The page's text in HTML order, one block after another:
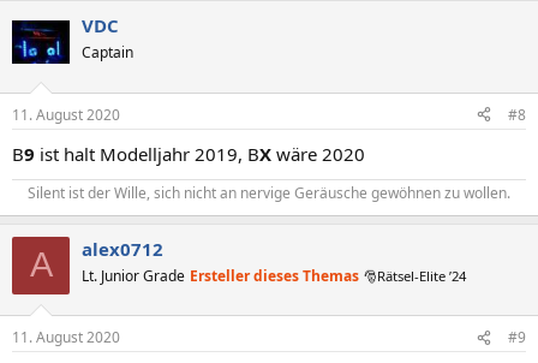
VDC
Captain
11. August 2020 #8
B9 ist halt Modelljahr 2019, BX wäre 2020
Silent ist der Wille, sich nicht an nervige Geräusche gewöhnen zu wollen.​
A alex0712
Lt. Junior Grade Ersteller dieses Themas 🎅Rätsel-Elite ’24
11. August 2020 #9